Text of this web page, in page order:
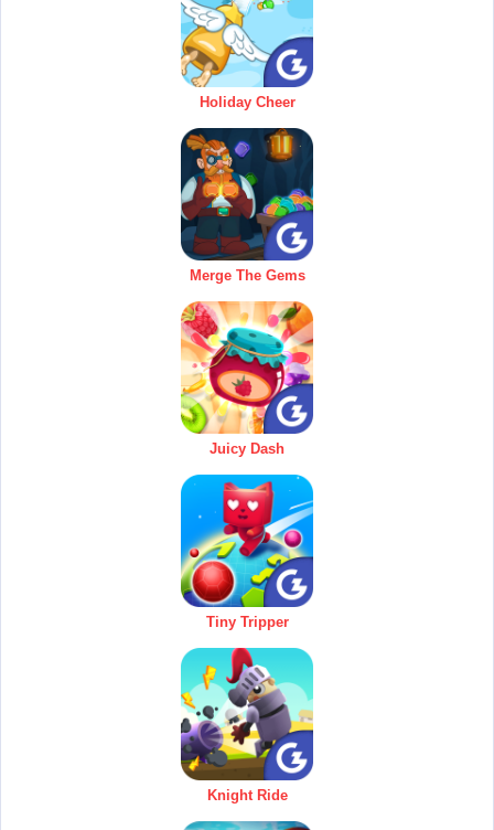
Holiday Cheer
Merge The Gems
Juicy Dash
Tiny Tripper
Knight Ride